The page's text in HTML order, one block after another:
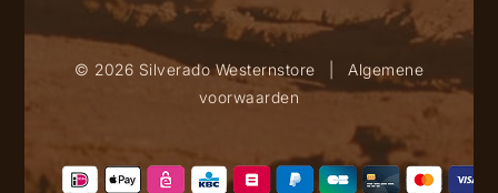
© 2026 Silverado Westernstore
Algemene
voorwaarden